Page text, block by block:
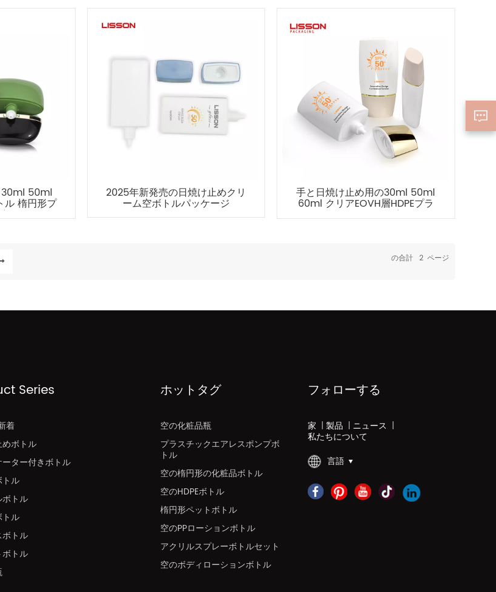
30ml 50ml
ル 楕円形プ
トル
2025年新発売の日焼け止めクリ
ーム空ボトルパッケージ
手と日焼け止め用の30ml 50ml
60ml クリアEOVH層HDPEプラ
スチッククリームボトル
の合計 2 ページ
Series
着
めボトル
ター付きボトル
ル
トル
ル
トル
トル
ホットタグ
空の化粧品瓶
プラスチックエアレスポンプボ
トル
空の楕円形の化粧品ボトル
空のHDPEボトル
楕円形ペットボトル
空のPPローションボトル
アクリルスプレーボトルセット
空のボディローションボトル
フォローする
家 | 製品 | ニュース |
私たちについて
言語